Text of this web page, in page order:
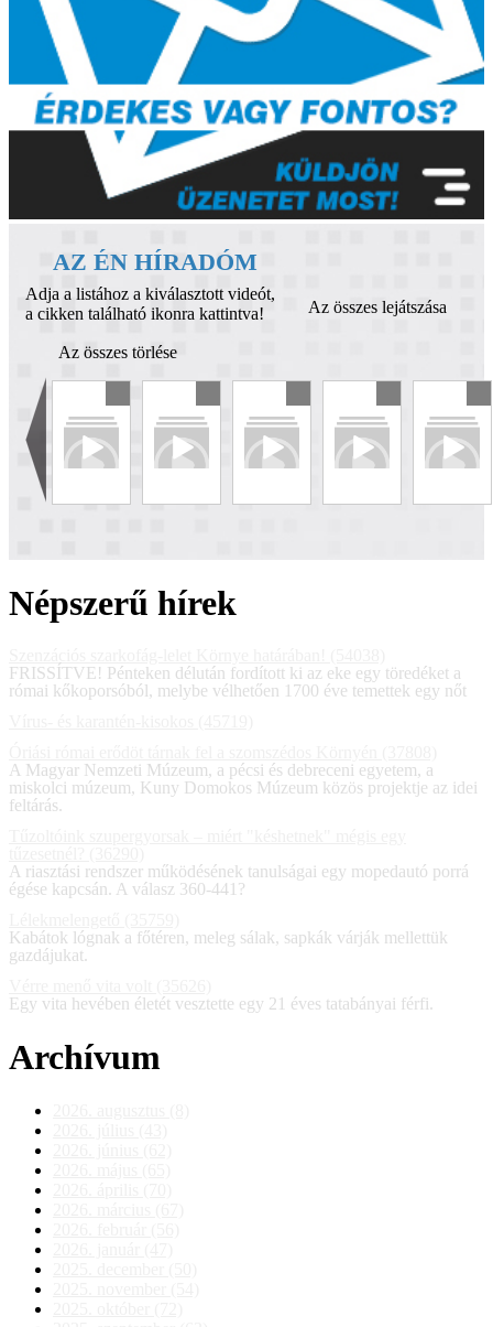
AZ ÉN HÍRADÓM
Adja a listához a kiválasztott videót,
a cikken található ikonra kattintva!
Az összes lejátszása
Az összes törlése
Népszerű hírek
FRISSÍTVE! Pénteken délután fordított ki az eke egy töredéket a
római kőkoporsóból, melybe vélhetően 1700 éve temettek egy nőt
A Magyar Nemzeti Múzeum, a pécsi és debreceni egyetem, a
miskolci múzeum, Kuny Domokos Múzeum közös projektje az idei
feltárás.
A riasztási rendszer működésének tanulságai egy mopedautó porrá
égése kapcsán. A válasz 360-441?
Kabátok lógnak a főtéren, meleg sálak, sapkák várják mellettük
gazdájukat.
Egy vita hevében életét vesztette egy 21 éves tatabányai férfi.
Archívum